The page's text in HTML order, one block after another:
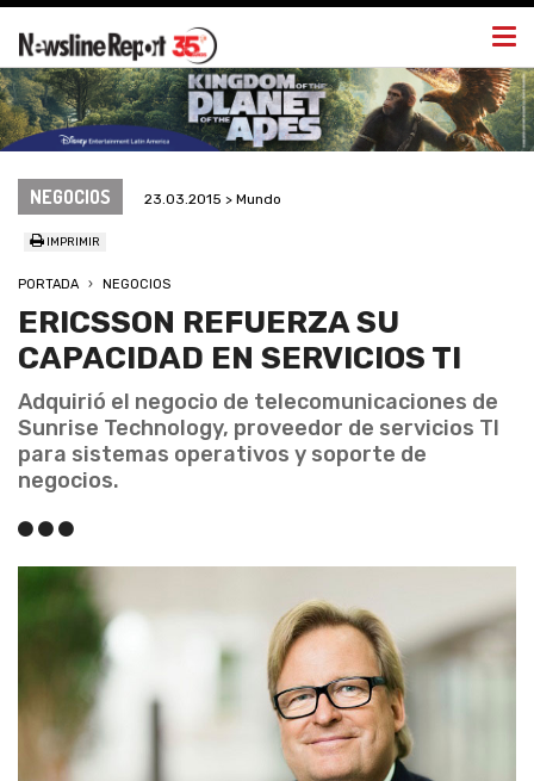
NEGOCIOS 23.03.2015 > Mundo
IMPRIMIR
PORTADA NEGOCIOS
ERICSSON REFUERZA SU
CAPACIDAD EN SERVICIOS TI
Adquirió el negocio de telecomunicaciones de
Sunrise Technology, proveedor de servicios TI
para sistemas operativos y soporte de
negocios.